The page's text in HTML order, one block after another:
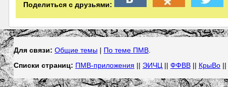
Поделиться с друзьями:
Для связи: Общие темы | По теме ПМВ.
Списки страниц: ПМВ-приложения || ЭИЧЦ || ФФВВ|| КрыВо||